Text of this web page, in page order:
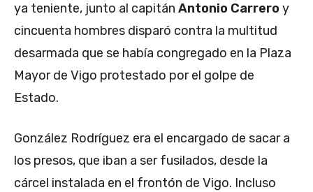
ya teniente, junto al capitán Antonio Carrero y
cincuenta hombres disparó contra la multitud
desarmada que se había congregado en la Plaza
Mayor de Vigo protestado por el golpe de
Estado.
González Rodríguez era el encargado de sacar a
los presos, que iban a ser fusilados, desde la
cárcel instalada en el frontón de Vigo. Incluso